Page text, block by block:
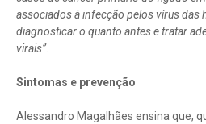
associados à infecção pelos vírus das
diagnosticar o quanto antes e tratar
virais”.
Sintomas e prevenção
Alessandro Magalhães ensina que,